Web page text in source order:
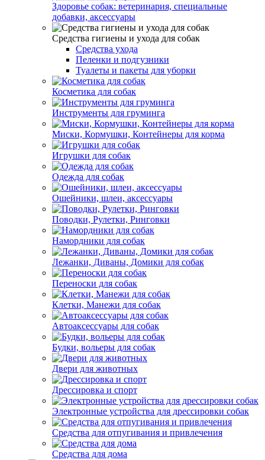
Здоровье собак: ветеринария, специальные
добавки, аксессуары
Средства гигиены и ухода для собак
Средства ухода
Пеленки и подгузники
Туалеты и пакеты для уборки
Косметика для собак
Инструменты для груминга
Миски, Кормушки, Контейнеры для корма
Игрушки для собак
Одежда для собак
Ошейники, шлеи, аксессуары
Поводки, Рулетки, Ринговки
Намордники для собак
Лежанки, Диваны, Домики для собак
Переноски для собак
Клетки, Манежи для собак
Автоаксессуары для собак
Будки, вольеры для собак
Двери для животных
Дрессировка и спорт
Электронные устройства для дрессировки собак
Средства для отпугивания и привлечения
Средства для дома